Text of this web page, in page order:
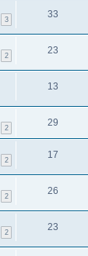
3 33
2 23
13
2 29
2 17
2 26
2 23